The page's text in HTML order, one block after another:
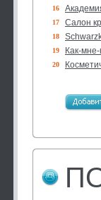
16
17 Салон
18
19 Как-
20